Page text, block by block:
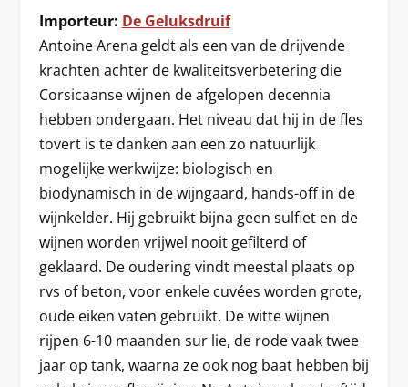
Importeur: De Geluksdruif
Antoine Arena geldt als een van de drijvende
krachten achter de kwaliteitsverbetering die
Corsicaanse wijnen de afgelopen decennia
hebben ondergaan. Het niveau dat hij in de fles
tovert is te danken aan een zo natuurlijk
mogelijke werkwijze: biologisch en
biodynamisch in de wijngaard, hands-off in de
wijnkelder. Hij gebruikt bijna geen sulfiet en de
wijnen worden vrijwel nooit gefilterd of
geklaard. De oudering vindt meestal plaats op
rvs of beton, voor enkele cuvées worden grote,
oude eiken vaten gebruikt. De witte wijnen
rijpen 6-10 maanden sur lie, de rode vaak twee
jaar op tank, waarna ze ook nog baat hebben bij